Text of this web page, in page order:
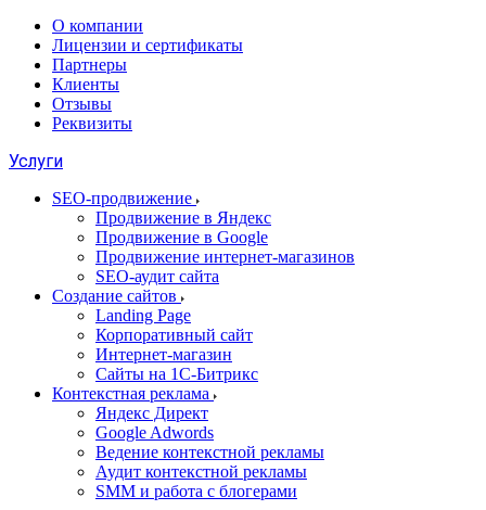
О компании
Лицензии и сертификаты
Партнеры
Клиенты
Отзывы
Реквизиты
Услуги
SEO-продвижение
Продвижение в Яндекс
Продвижение в Google
Продвижение интернет-магазинов
SEO-аудит сайта
Создание сайтов
Landing Page
Корпоративный сайт
Интернет-магазин
Сайты на 1С-Битрикс
Контекстная реклама
Яндекс Директ
Google Adwords
Ведение контекстной рекламы
Аудит контекстной рекламы
SMM и работа с блогерами